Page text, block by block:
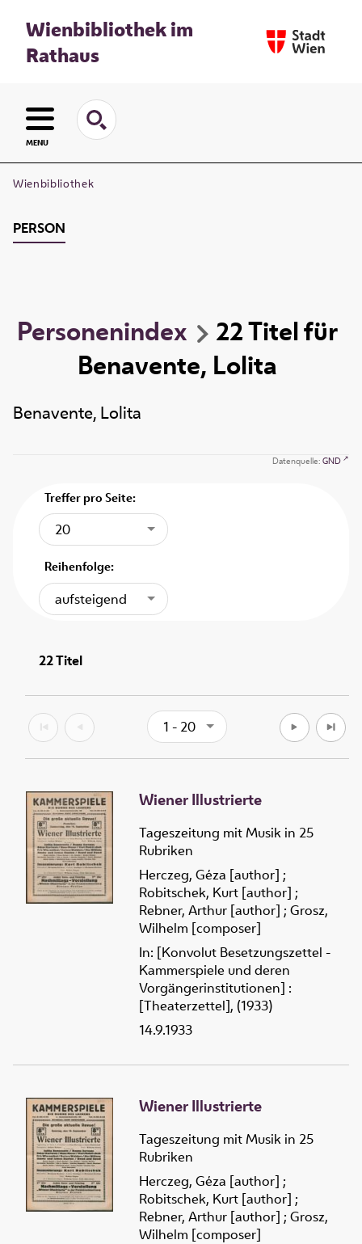
Wienbibliothek im
Rathaus
MENU
Wienbibliothek
PERSON
Personenindex 22Titelfür
Benavente, Lolita
Benavente, Lolita
Datenquelle: GND
Treffer pro Seite:
20
Reihenfolge:
aufsteigend
22Titel
1 - 20
Wiener Illustrierte
Tageszeitung mit Musik in 25
Rubriken
Herczeg, Géza [author] ;
Robitschek, Kurt [author] ;
Rebner, Arthur [author] ; Grosz,
Wilhelm [composer]
In: [Konvolut Besetzungszettel -
Kammerspiele und deren
Vorgängerinstitutionen] :
[Theaterzettel], (1933)
14.9.1933
Wiener Illustrierte
Tageszeitung mit Musik in 25
Rubriken
Herczeg, Géza [author] ;
Robitschek, Kurt [author] ;
Rebner, Arthur [author] ; Grosz,
Wilhelm [composer]